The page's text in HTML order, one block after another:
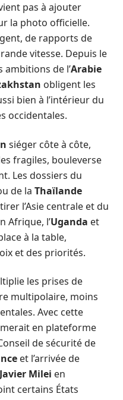
pas à ajouter
la photo officielle.
de rapports de
vitesse. Depuis le
ambitions de l’Arabie
obligent les
bien à l’intérieur du
occidentales.
siéger côte à côte,
fragiles, bouleverse
Les dossiers du
de la Thaïlande
l’Asie centrale et du
Afrique, l’Uganda et
à la table,
et des priorités.
les prises de
multipolaire, moins
Avec cette
en plateforme
de sécurité de
et l’arrivée de
Javier Milei en
certains États